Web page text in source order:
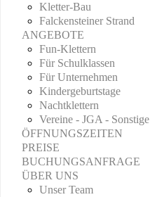
Kletter-Bau
Falckensteiner Strand
ANGEBOTE
Fun-Klettern
Für Schulklassen
Für Unternehmen
Kindergeburtstage
Nachtklettern
Vereine - JGA - Sonstige
ÖFFNUNGSZEITEN
PREISE
BUCHUNGSANFRAGE
ÜBER UNS
Unser Team